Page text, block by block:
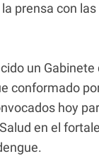
prensa con
un Gabinete
conformado
hoy
en el